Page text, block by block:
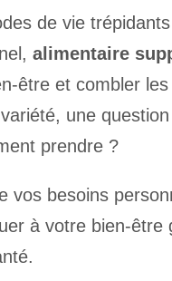
de vie
alimentaire
être et combler
une
prendre ?
vos besoins
à votre bien-être